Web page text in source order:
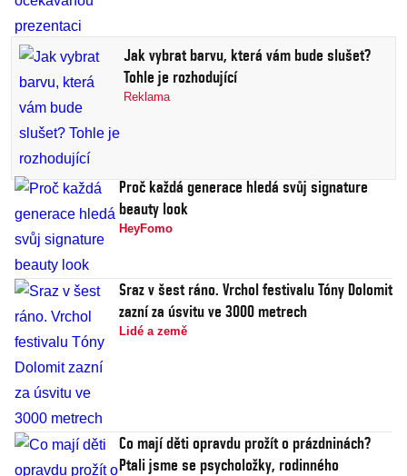
Jak vybrat barvu, která vám bude slušet?
Tohle je rozhodující
Reklama
Proč každá generace hledá svůj signature
beauty look
HeyFomo
Sraz v šest ráno. Vrchol festivalu Tóny Dolomit
zazní za úsvitu ve 3000 metrech
Lidé a země
Co mají děti opravdu prožít o prázdninách?
Ptali jsme se psycholožky, rodinného